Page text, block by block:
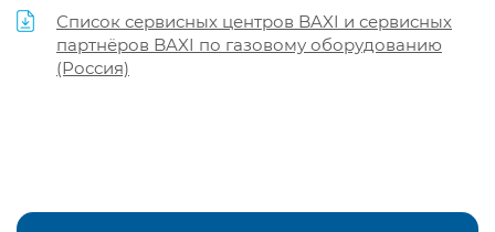
Список сервисных центров BAXI и сервисных
партнёров BAXI по газовому оборудованию
(Россия)